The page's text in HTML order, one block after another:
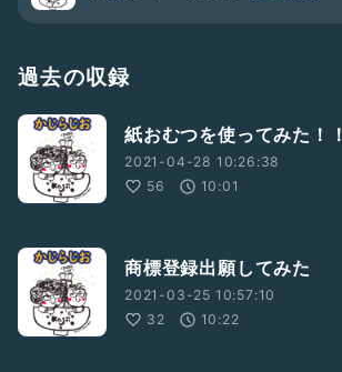
過去の収録
紙おむつを使ってみた！！
2021-04-28 10:26:38
56
10:01
商標登録出願してみた
2021-03-25 10:57:10
32
10:22